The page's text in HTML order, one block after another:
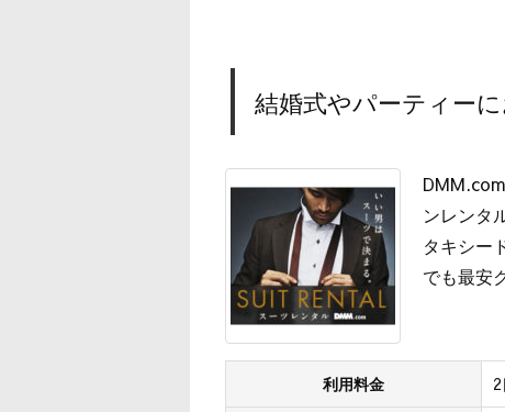
結婚式やパーティー
ンレンタ
タキシー
でも最安
利用料金